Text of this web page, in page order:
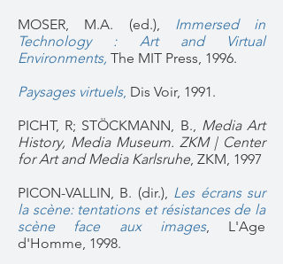
MOSER, M.A. (ed.), Immersed in
Technology : Art and Virtual
Environments, The MIT Press, 1996.
Paysages virtuels, Dis Voir, 1991.
PICHT, R; STÖCKMANN, B., Media Art
History, Media Museum. ZKM | Center
for Art and Media Karlsruhe, ZKM, 1997
PICON-VALLIN, B. (dir.), Les écrans sur
la scène: tentations et résistances de la
scène face aux images, L'Age
d'Homme, 1998.